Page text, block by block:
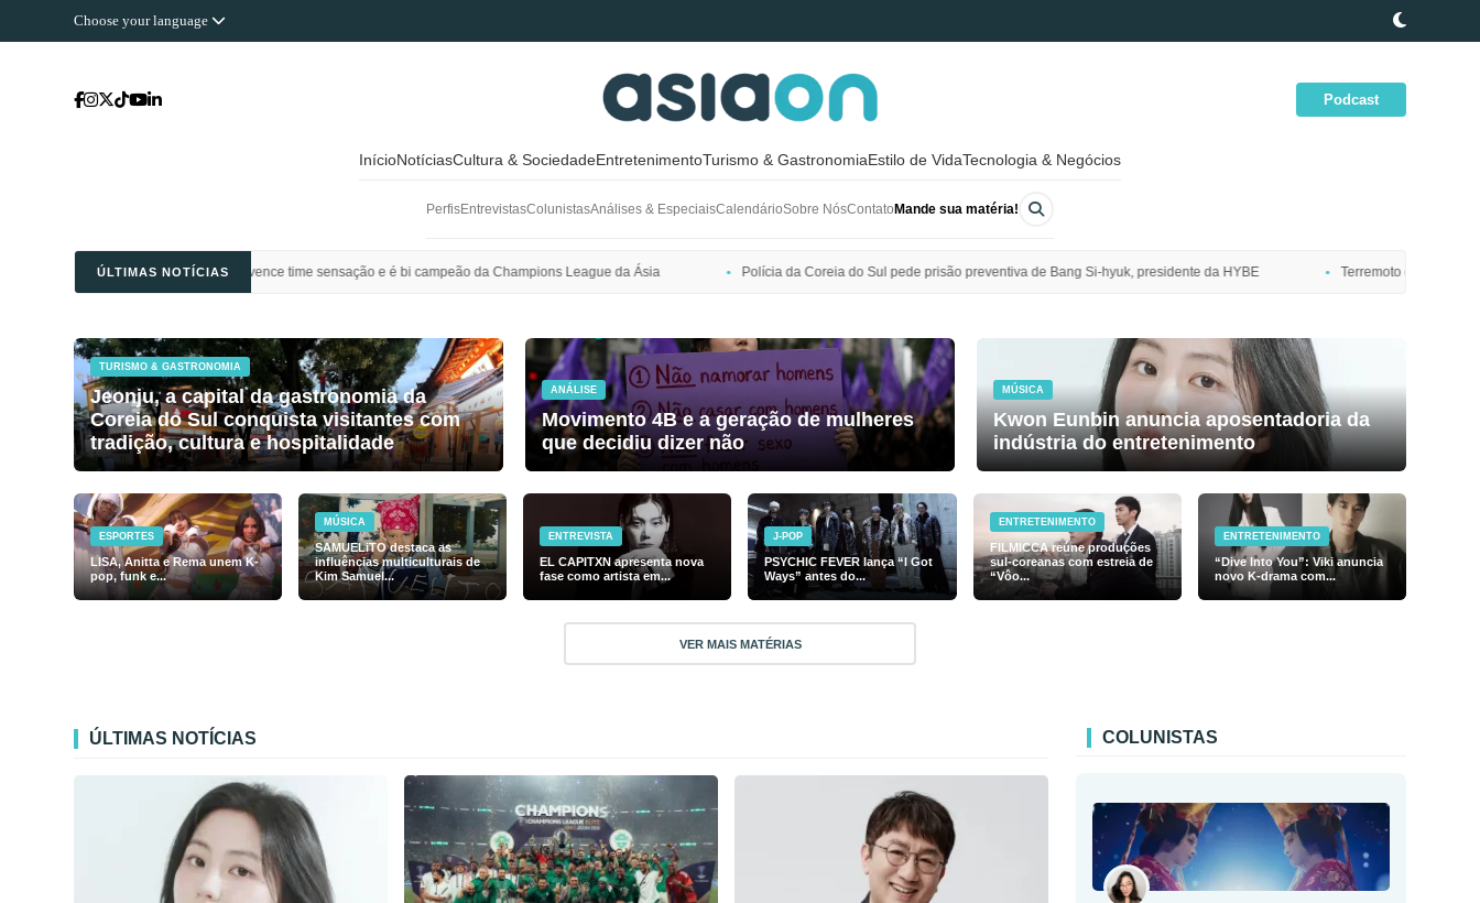
Choose your language
Podcast
InícioNotíciasCultura & SociedadeEntretenimentoTurismo & GastronomiaEstilo de VidaTecnologia & Negócios
PerfisEntrevistasColunistasAnálises & EspeciaisCalendárioSobre NósContato Mande sua matéria!
ÚLTIMAS NOTÍCIAS
Saudi vence time sensação e é bi campeão da Champions League da Ásia Polícia da Coreia do Sul pede prisão preventiva de Bang Si-hyuk, presidente da HYBE Terremoto de magnitude 7,7 atinge costa nordeste do
TURISMO & GASTRONOMIA
Jeonju, a capital da gastronomia da
Coreia do Sul conquista visitantes com
tradição, cultura e hospitalidade
ANÁLISE
Movimento 4B e a geração de mulheres
que decidiu dizer não
MÚSICA
Kwon Eunbin anuncia aposentadoria da
indústria do entretenimento
ESPORTES
LISA, Anitta e Rema unem K-
pop, funk e...
MÚSICA
SAMUELiTO destaca as
influências multiculturais de
Kim Samuel...
ENTREVISTA
EL CAPITXN apresenta nova
fase como artista em...
J-POP
PSYCHIC FEVER lança “I Got
Ways” antes do...
ENTRETENIMENTO
FILMICCA reúne produções
sul-coreanas com estreia de
“Vôo...
ENTRETENIMENTO
“Dive Into You”: Viki anuncia
novo K-drama com...
VER MAIS MATÉRIAS
ÚLTIMAS NOTÍCIAS COLUNISTAS